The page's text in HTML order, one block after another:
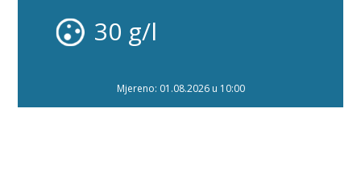
30 g/l
Mjereno: 01.08.2026 u 10:00